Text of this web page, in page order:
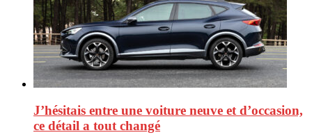
J’hésitais entre une voiture neuve et d’occasion,
ce détail a tout changé